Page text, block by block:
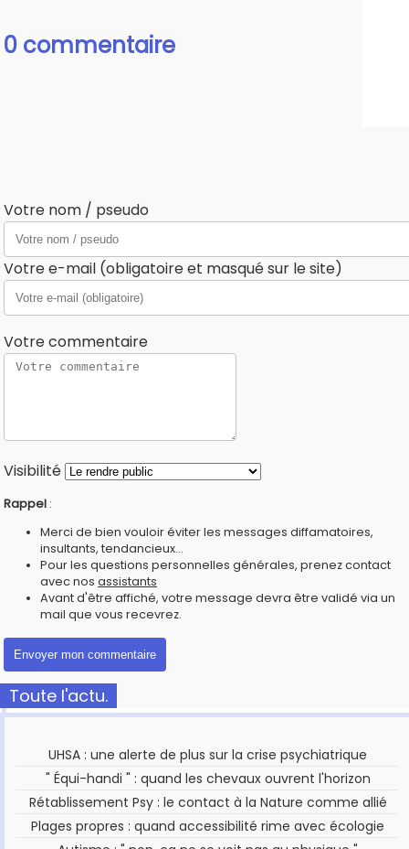
0 commentaire
Votre nom / pseudo
Votre e-mail (obligatoire et masqué sur le site)
Votre commentaire
Visibilité
Rappel :
Merci de bien vouloir éviter les messages diffamatoires,
insultants, tendancieux...
Pour les questions personnelles générales, prenez contact
avec nos assistants
Avant d'être affiché, votre message devra être validé via un
mail que vous recevrez.
Toute l'actu.
UHSA : une alerte de plus sur la crise psychiatrique
" Équi-handi " : quand les chevaux ouvrent l'horizon
Rétablissement Psy : le contact à la Nature comme allié
Plages propres : quand accessibilité rime avec écologie